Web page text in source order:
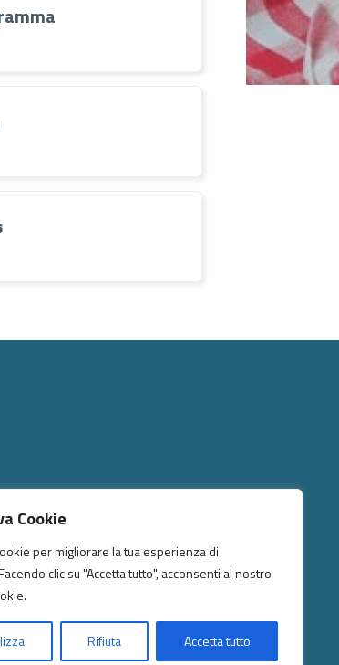
Cookie
per migliorare la tua esperienza di
clic su "Accetta tutto", acconsenti al nostro
Rifiuta Accetta tutto